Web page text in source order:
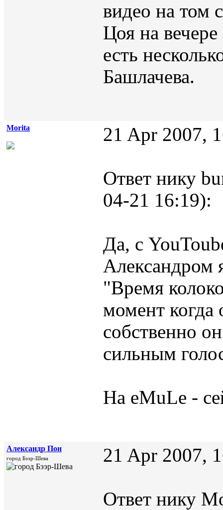
видео на том
Цоя на
есть
Башлачева.
Morita 21 Apr 2007,
Ответ нику
04-21 16:19):
Да, с
Александром
"Время
момент когда
собственно
сильным
На eMuLe -
Александр Пон
город Бээр-Шева 21 Apr 2007,
Ответ нику